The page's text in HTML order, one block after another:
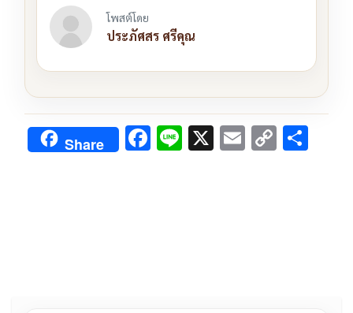
โพสต์โดย
ประภัศสร ศรีคุณ
Share F Li X E C